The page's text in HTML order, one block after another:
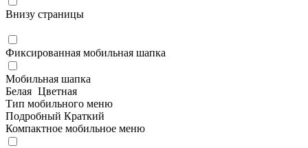
Внизу страницы
Фиксированная мобильная шапка
Мобильная шапка
Белая Цветная
Тип мобильного меню
Подробный Краткий
Компактное мобильное меню